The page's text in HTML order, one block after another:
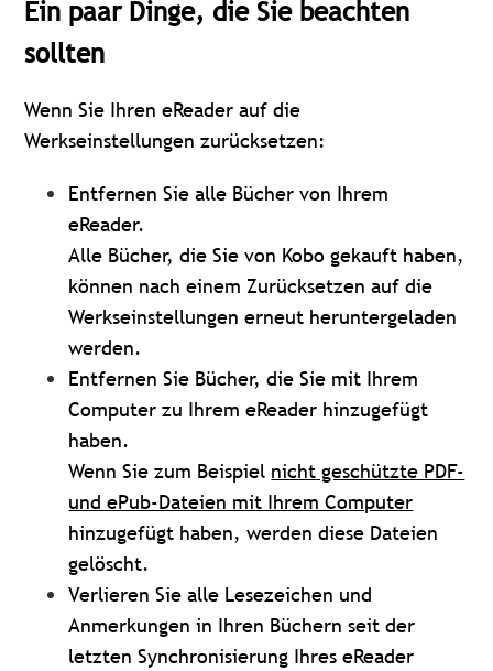
Ein paar Dinge, die Sie beachten
sollten
Wenn Sie Ihren eReader auf die
Werkseinstellungen zurücksetzen:
Entfernen Sie alle Bücher von Ihrem
eReader.
Alle Bücher, die Sie von Kobo gekauft haben,
können nach einem Zurücksetzen auf die
Werkseinstellungen erneut heruntergeladen
werden.
Entfernen Sie Bücher, die Sie mit Ihrem
Computer zu Ihrem eReader hinzugefügt
haben.
Wenn Sie zum Beispiel nicht geschützte PDF-
und ePub-Dateien mit Ihrem Computer
hinzugefügt haben, werden diese Dateien
gelöscht.
Verlieren Sie alle Lesezeichen und
Anmerkungen in Ihren Büchern seit der
letzten Synchronisierung Ihres eReader